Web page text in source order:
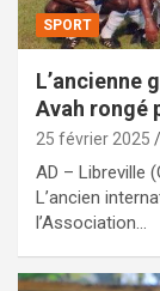
SPORT
L’ancienne
Avah rongé
25 février 2025
AD – Libreville
L’ancien
l’Association…